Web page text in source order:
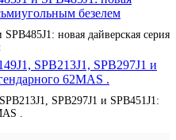
новая дайверская серия
SPB297J1 и SPB451J1:
.